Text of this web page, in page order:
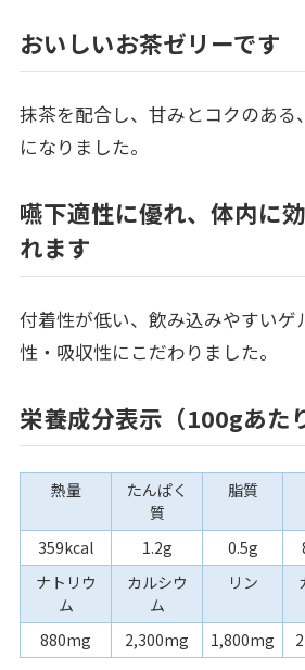
おいしいお茶ゼリーです
抹茶を配合し、甘みとコクのある
になりました。
嚥下適性に優れ、体内に
れます
付着性が低い、飲み込みやすいゲ
性・吸収性にこだわりました。
栄養成分表示（100gあた
熱量
たんぱく
質
脂質
359kcal 1.2g 0.5g
ナトリウ
ム
カルシウ
ム
リン
880mg 2,300mg 1,800mg